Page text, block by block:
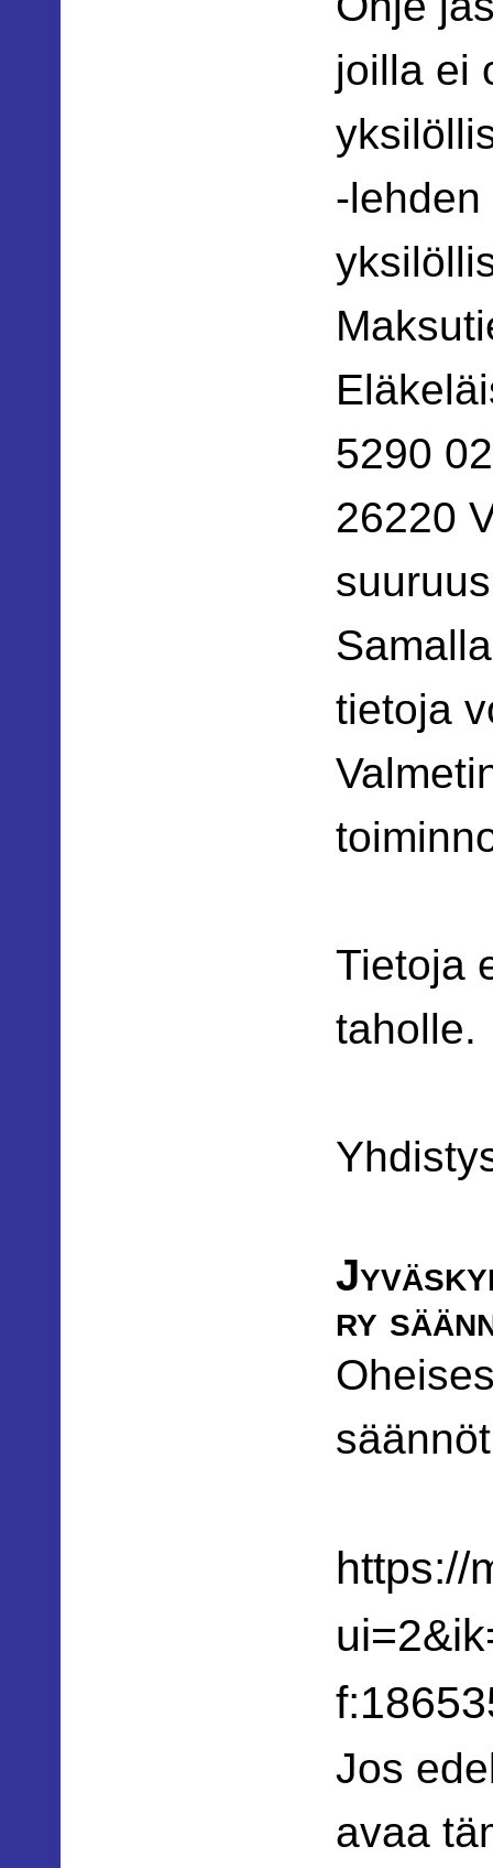
joilla ei
-
5290
26220
tietoja
Tietoja
taholle.
ry
https://
Jos
avaa